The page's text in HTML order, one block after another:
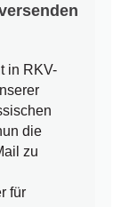
in RKV-
die
zu
für